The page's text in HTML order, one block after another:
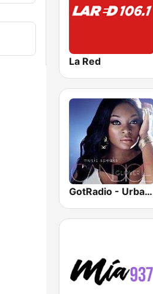
La Red
GotRadio - Urban Lounge